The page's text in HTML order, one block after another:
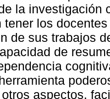
la investigación
tener los
de sus trabajos
de
aspectos,